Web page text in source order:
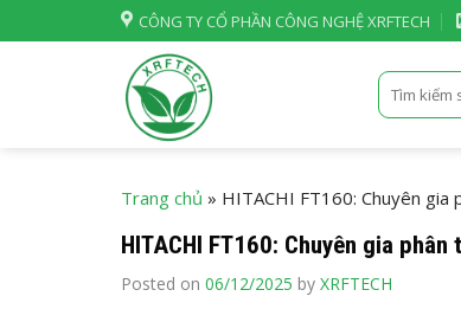
to
CÔNG TY CỔ PHẦN CÔNG NGHỆ XRFTECH
Tìm
kiếm:
Trang chủ » HITACHI FT160: Chuyên gia
HITACHI FT160: Chuyên gia
Posted on 06/12/2025 by XRFTECH